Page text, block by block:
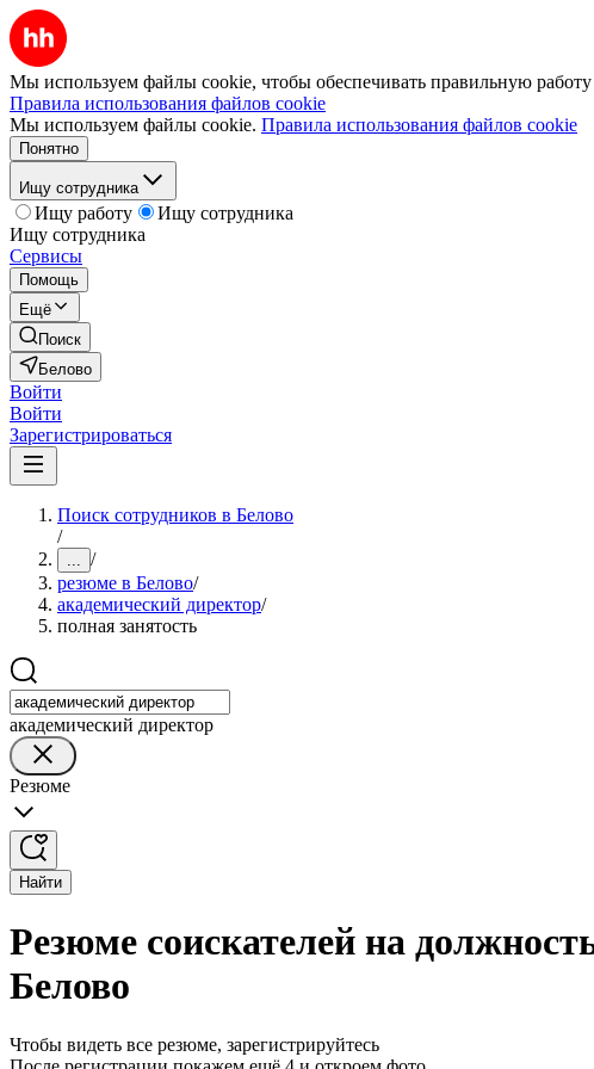
Мы используем файлы cookie, чтобы обеспечивать правильную работу
Правила использования файлов cookie
Мы используем файлы cookie. Правила использования файлов cookie
Понятно
Ищу сотрудника
Ищу работу
Ищу сотрудника
Ищу сотрудника
Сервисы
Помощь
Ещё
Поиск
Белово
Войти
Войти
Зарегистрироваться
Поиск сотрудников в Белово
/
... /
резюме в Белово/
академический директор/
полная занятость
академический директор
Резюме
Найти
Резюме соискателей на
Белово
Чтобы видеть все резюме, зарегистрируйтесь